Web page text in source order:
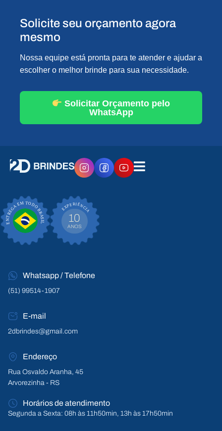
Solicite seu orçamento agora
mesmo
Nossa equipe está pronta para te atender e ajudar a
escolher o melhor brinde para sua necessidade.
Solicitar Orçamento pelo
WhatsApp
ENTREGA EM TODO BRASIL EXPERIÊNCIA
ANOS
10
Whatsapp / Telefone
(51) 99514-1907
E-mail
2dbrindes@gmail.com
Endereço
Rua Osvaldo Aranha, 45
Arvorezinha - RS
Horários de atendimento
Segunda a Sexta: 08h às 11h50min, 13h às 17h50min